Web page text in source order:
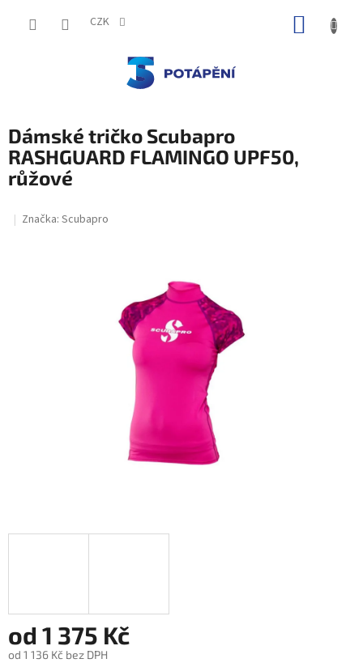
CZK
Dámské tričko Scubapro
RASHGUARD FLAMINGO UPF50,
růžové
Značka: Scubapro
od 1 375 Kč
od 1 136 Kč bez DPH